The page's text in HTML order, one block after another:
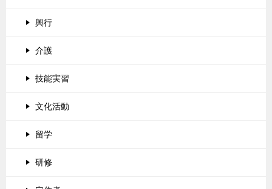
興行
介護
技能実習
文化活動
留学
研修